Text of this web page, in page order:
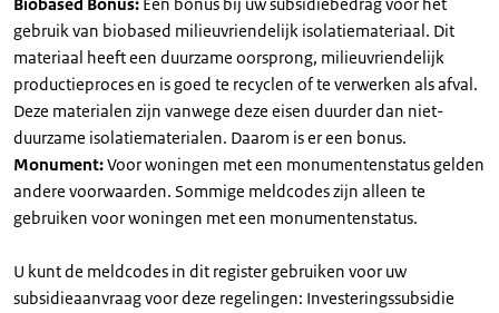
gebruik van biobased milieuvriendelijk isolatiemateriaal. Dit
materiaal heeft een duurzame oorsprong, milieuvriendelijk
productieproces en is goed te recyclen of te verwerken als afval.
Deze materialen zijn vanwege deze eisen duurder dan niet-
duurzame isolatiematerialen. Daarom is er een bonus.
Monument:Voor woningen met een monumentenstatus gelden
andere voorwaarden. Sommige meldcodes zijn alleen te
gebruiken voor woningen met een monumentenstatus.
U kunt de meldcodes in dit register gebruiken voor uw
subsidieaanvraag voor deze regelingen: Investeringssubsidie